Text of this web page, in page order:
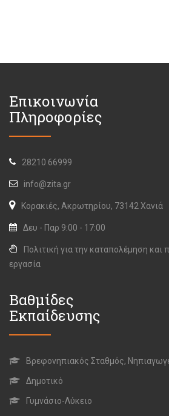
Επικοινωνία
Πληροφορίες
28210 66999
info@zita.gr
Κορακιές, Ακρωτηρίου, 73142 Χανιά
Δευ - Παρ 9:00 - 17:00
Πολιτική για την καταπολέμηση και
εργασία
Βαθμίδες
Εκπαίδευσης
Βρεφονηπιακός Σταθμός,
Δημοτικό
Γυμνάσιο-Λύκειο